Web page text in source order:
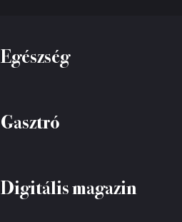
Egészség
Gasztró
Digitális magazin